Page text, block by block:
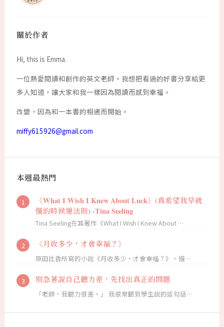
關於作者
Hi, this is Emma.
一位熱愛閱讀和創作的英文老師。我想把看過的好書分享給更
多人知道，讓大家和我一樣因為閱讀而感到幸福。
改變，因為和一本書的相遇而開始。
miffy615926@gmail.com
本週最熱門
《What I Wish I Knew About Luck》(真希望我早就
懂的時候運法則) -Tina Seeling
Tina Seeling在其著作《What I Wish I Knew About …
《月收多少，才會幸福？》
原田比香所寫的小說《月收多少，才會幸福？》，描…
別急著說自己聽力差，先找出真正的問題
「老師，我聽力很差。」 我很常聽到學生說的這句話…